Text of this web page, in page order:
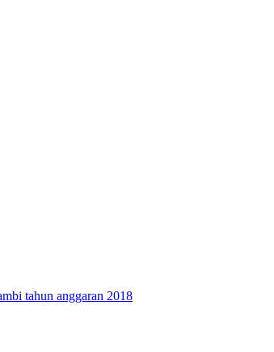
tahun anggaran 2018